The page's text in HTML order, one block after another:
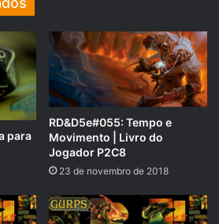
com eles, quem sabe vocês se
nova aventura!
S
h
e
para
RD&D5e#055: Tempo e
Movimento | Livro do
Jogador P2C8
23 de novembro de 2018